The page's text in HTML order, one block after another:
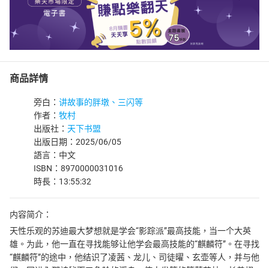
商品詳情
旁白： 讲故事的胖墩、三闪等
作者： 牧村
出版社： 天下书盟
出版日期：2025/06/05
語言：中文
ISBN：8970000031016
時長：13:55:32
内容简介：
天性乐观的苏迪最大梦想就是学会“影踪派”最高技能，当一个大英
雄。为此，他一直在寻找能够让他学会最高技能的“麒麟符”。在寻找
“麒麟符”的途中，他结识了凌茜、龙儿、司徒曜、玄壶等人，并与他